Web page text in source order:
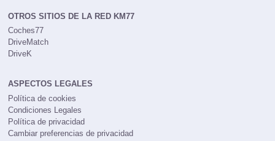
OTROS SITIOS DE LA RED KM77
Coches77
DriveMatch
DriveK
ASPECTOS LEGALES
Política de cookies
Condiciones Legales
Política de privacidad
Cambiar preferencias de privacidad